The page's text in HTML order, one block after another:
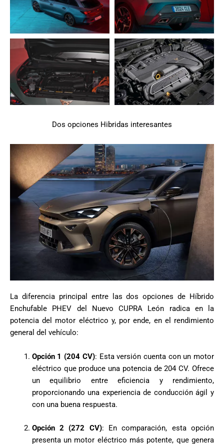
Dos opciones Hibridas interesantes
La diferencia principal entre las dos opciones de Híbrido
Enchufable PHEV del Nuevo CUPRA León radica en la
potencia del motor eléctrico y, por ende, en el rendimiento
general del vehículo:
Opción 1 (204 CV): Esta versión cuenta con un motor
eléctrico que produce una potencia de 204 CV. Ofrece
un equilibrio entre eficiencia y rendimiento,
proporcionando una experiencia de conducción ágil y
con una buena respuesta.
Opción 2 (272 CV): En comparación, esta opción
presenta un motor eléctrico más potente, que genera